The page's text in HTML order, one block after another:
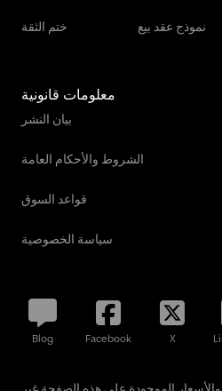
ختم الثقة نموذج عقد بيع
معلومات قانونية
بيان النشر
الشروط والأحكام العامة
قواعد السوق
سياسة الخصوصية
Blog Facebook X